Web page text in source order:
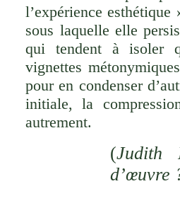
l’expérience
sous laquelle elle
qui tendent à isoler
vignettes
pour en condenser
initiale, la
autrement.
(Judith
d’œuvre